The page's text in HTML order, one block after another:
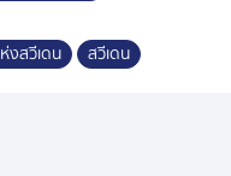
ด็จพระนางเจ้า ฯ
นโดยเครื่องบิน
งสวีเดน
สวีเดน